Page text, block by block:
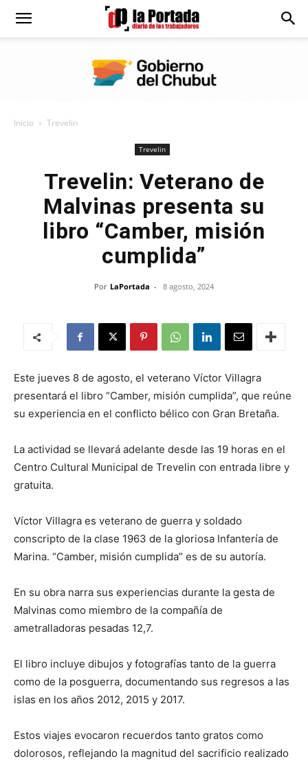
Diario
Inicio Trevelin
Trevelin
Trevelin: Veterano de
Malvinas presenta su
libro “Camber, misión
cumplida”
Por LaPortada - 8 agosto, 2024
Este jueves 8 de agosto, el veterano Víctor Villagra
presentará el libro “Camber, misión cumplida”, que reúne
su experiencia en el conflicto bélico con Gran Bretaña.
La actividad se llevará adelante desde las 19 horas en el
Centro Cultural Municipal de Trevelin con entrada libre y
gratuita.
Víctor Villagra es veterano de guerra y soldado
conscripto de la clase 1963 de la gloriosa Infantería de
Marina. “Camber, misión cumplida” es de su autoría.
En su obra narra sus experiencias durante la gesta de
Malvinas como miembro de la compañía de
ametralladoras pesadas 12,7.
El libro incluye dibujos y fotografías tanto de la guerra
como de la posguerra, documentando sus regresos a las
islas en los años 2012, 2015 y 2017.
Estos viajes evocaron recuerdos tanto gratos como
dolorosos, reflejando la magnitud del sacrificio realizado